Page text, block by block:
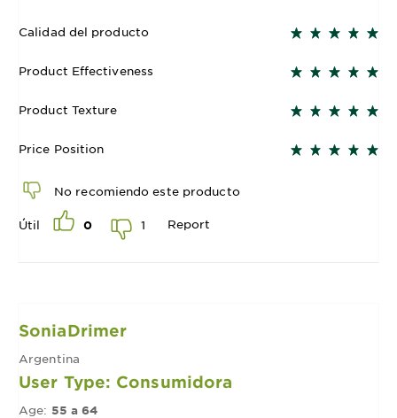
Calidad del producto
Product Effectiveness
Product Texture
Price Position
No recomiendo este producto
Útil 0 1 Report
SoniaDrimer
Argentina
User Type: Consumidora
Age: 55 a 64